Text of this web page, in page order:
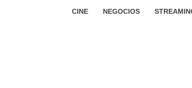
CINE NEGOCIOS